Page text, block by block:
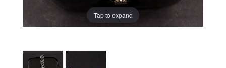
Tap to expand